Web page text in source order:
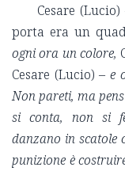
Cesare
porta era un
ogni ora un colore,
Cesare (Lucio) –e
Non pareti, ma
si conta, non si
danzano in scatole
punizione è